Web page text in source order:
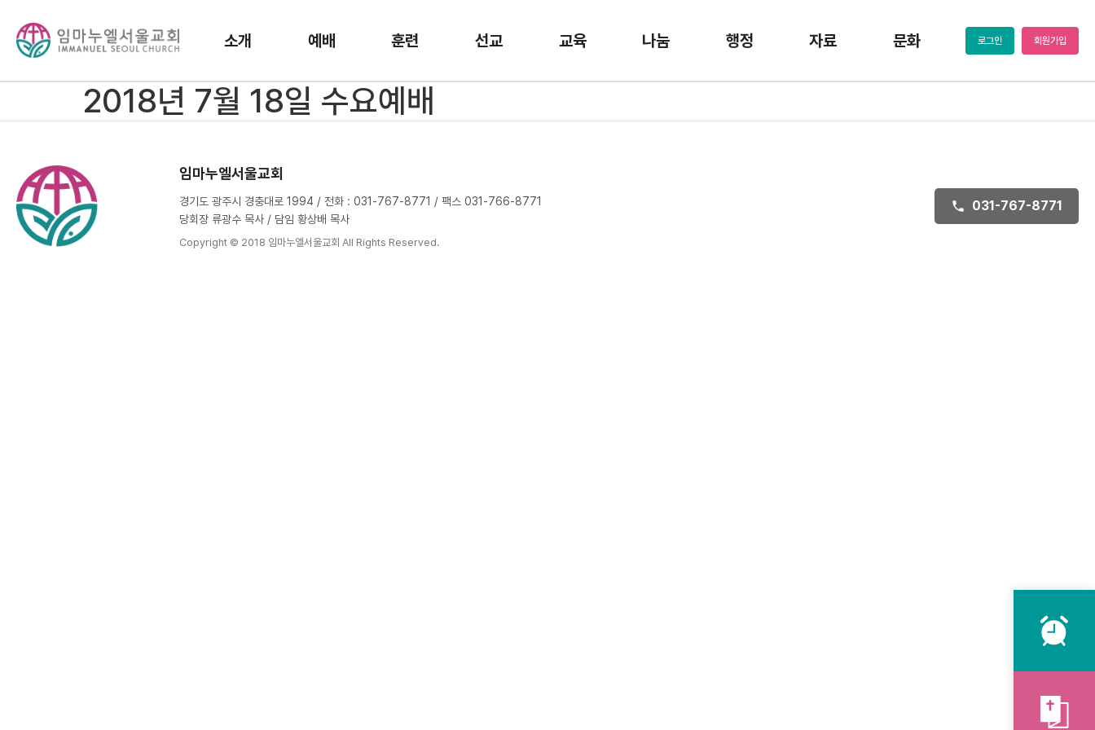
소개 예배 훈련 선교 교육 나눔 행정 자료 문화 로그인 회원가입
2018년 7월 18일 수요예배
임마누엘서울교회
경기도 광주시 경충대로 1994 / 전화 : 031-767-8771 / 팩스 031-766-8771
당회장 류광수 목사 / 담임 황상배 목사
Copyright © 2018 임마누엘서울교회 All Rights Reserved.
031-767-8771